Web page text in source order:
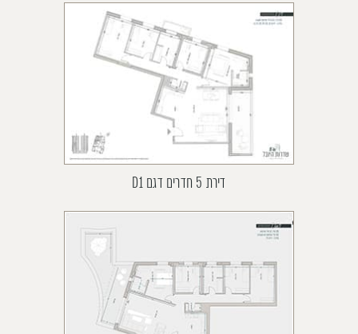
דירת 5 חדרים דגם D1